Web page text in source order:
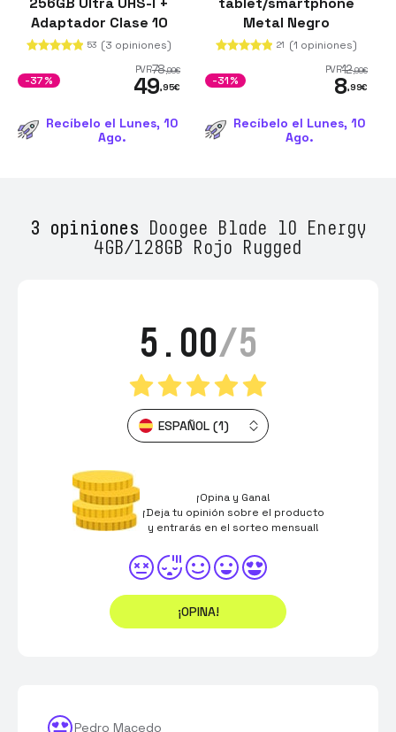
Adaptador Clase 10
53 (3 opiniones)
PVR78,99€
49,95€
-37%
Recíbelo el Lunes, 10
Ago.
Metal Negro
21 (1 opiniones)
PVR12,99€
8,99€
-31%
Recíbelo el Lunes, 10
Ago.
3 opiniones Doogee Blade 10 Energy
4GB/128GB Rojo Rugged
5.00/5
ESPAÑOL (1)
¡Opina y Gana!
¡Deja tu opinión sobre el producto
y entrarás en el sorteo mensual!
¡OPINA!
Pedro Macedo